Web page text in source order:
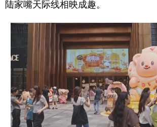
陆家嘴天际线相映成趣。